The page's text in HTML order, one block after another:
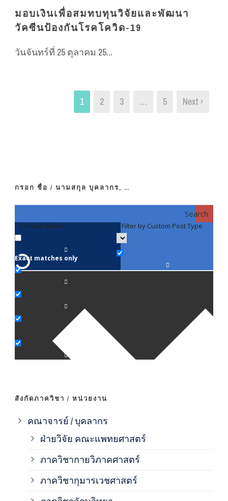
มอบเงินเพื่อสมทบทุนวิจัยและพัฒนา
วัคซีนป้องกันโรคโควิด-19
วันจันทร์ที่ 25 ตุลาคม 25...
1 2 3 … 5 Next ›
กรอก ชื่อ / นามสกุล บุคลากร, …
Search
Generic filters
Exact matches only
Filter by Custom Post Type
สังกัดภาควิชา / หน่วยงาน
คณาจารย์ / บุคลากร
ฝ่ายวิจัย คณะแพทยศาสตร์
ภาควิชากายวิภาคศาสตร์
ภาควิชากุมารเวชศาสตร์